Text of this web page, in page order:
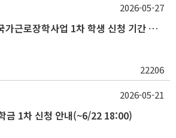
2026학년도 2학기 국가근로장학사업 1차 학생 신청 기간 안내
22206
2026-05-27
금 1차 신청 안내(~6/22 18:00)
2026-05-21